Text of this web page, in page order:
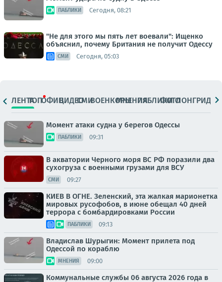
ПАБЛИКИ Сегодня, 08:21
"Не для этого мы пять лет воевали": Ищенко
объяснил, почему Британия не получит Одессу
СМИ Сегодня, 05:03
ЛЕНТАТОПОФИЦ.ВИДЕОСМИВОЕНКОРЫМНЕНИЯПАБЛИКИ
ФОТОЛОНГРИДЫ
Момент атаки судна у берегов Одессы
ПАБЛИКИ 09:31
В акватории Черного моря ВС РФ поразили два
сухогруза с военными грузами для ВСУ
СМИ 09:27
КИЕВ В ОГНЕ. Зеленский, эта жалкая марионетка
мировых русофобов, в июне обещал 40 дней
террора с бомбардировками России
ПАБЛИКИ 09:13
Владислав Шурыгин: Момент прилета под
Одессой по кораблю
МНЕНИЯ 09:00
Коммунальные службы 06 августа 2026 года в